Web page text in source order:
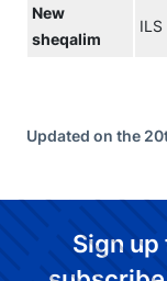
New
sheqalim
ILS
Updated on the
Sign